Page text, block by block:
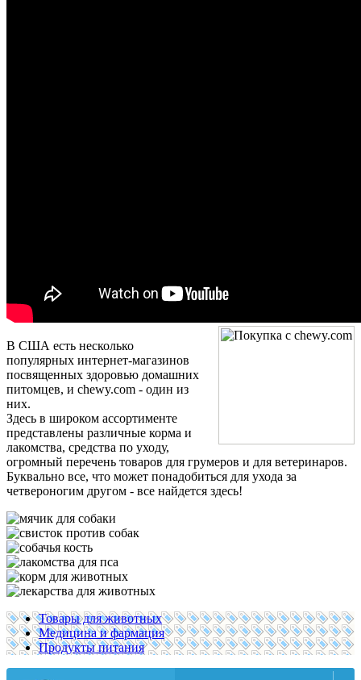
В США есть несколько
популярных интернет-магазинов
посвященных здоровью домашних
питомцев, и chewy.com - один из
них.
Здесь в широком ассортименте
представлены различные корма и
лакомства, средства по уходу,
огромный перечень товаров для грумеров и для ветеринаров.
Буквально все, что может понадобиться для ухода за
четвероногим другом - все найдется здесь!
Товары для животных
Медицина и фармация
Продукты питания